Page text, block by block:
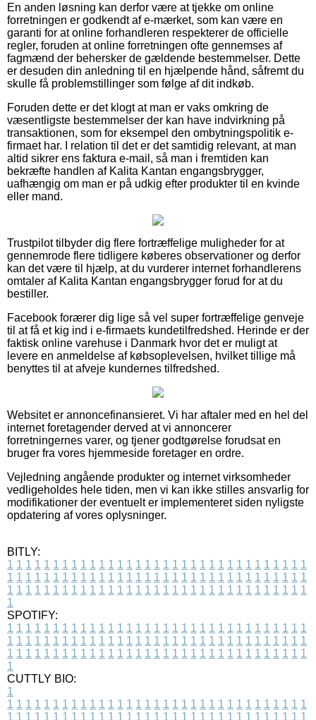
En anden løsning kan derfor være at tjekke om online
forretningen er godkendt af e-mærket, som kan være en
garanti for at online forhandleren respekterer de officielle
regler, foruden at online forretningen ofte gennemses af
fagmænd der behersker de gældende bestemmelser. Dette
er desuden din anledning til en hjælpende hånd, såfremt du
skulle få problemstillinger som følge af dit indkøb.
Foruden dette er det klogt at man er vaks omkring de
væsentligste bestemmelser der kan have indvirkning på
transaktionen, som for eksempel den ombytningspolitik e-
firmaet har. I relation til det er det samtidig relevant, at man
altid sikrer ens faktura e-mail, så man i fremtiden kan
bekræfte handlen af Kalita Kantan engangsbrygger,
uafhængig om man er på udkig efter produkter til en kvinde
eller mand.
Trustpilot tilbyder dig flere fortræffelige muligheder for at
gennemrode flere tidligere køberes observationer og derfor
kan det være til hjælp, at du vurderer internet forhandlerens
omtaler af Kalita Kantan engangsbrygger forud for at du
bestiller.
Facebook forærer dig lige så vel super fortræffelige genveje
til at få et kig ind i e-firmaets kundetilfredshed. Herinde er der
faktisk online varehuse i Danmark hvor det er muligt at
levere en anmeldelse af købsoplevelsen, hvilket tillige må
benyttes til at afveje kundernes tilfredshed.
Websitet er annoncefinansieret. Vi har aftaler med en hel del
internet foretagender derved at vi annoncerer
forretningernes varer, og tjener godtgørelse forudsat en
bruger fra vores hjemmeside foretager en ordre.
Vejledning angående produkter og internet virksomheder
vedligeholdes hele tiden, men vi kan ikke stilles ansvarlig for
modifikationer der eventuelt er implementeret siden nyligste
opdatering af vores oplysninger.
BITLY:
1 1 1 1 1 1 1 1 1 1 1 1 1 1 1 1 1 1 1 1 1 1 1 1 1 1 1 1 1 1 1 1 1
1 1 1 1 1 1 1 1 1 1 1 1 1 1 1 1 1 1 1 1 1 1 1 1 1 1 1 1 1 1 1 1 1
1 1 1 1 1 1 1 1 1 1 1 1 1 1 1 1 1 1 1 1 1 1 1 1 1 1 1 1 1 1 1 1 1
1
SPOTIFY:
1 1 1 1 1 1 1 1 1 1 1 1 1 1 1 1 1 1 1 1 1 1 1 1 1 1 1 1 1 1 1 1 1
1 1 1 1 1 1 1 1 1 1 1 1 1 1 1 1 1 1 1 1 1 1 1 1 1 1 1 1 1 1 1 1 1
1 1 1 1 1 1 1 1 1 1 1 1 1 1 1 1 1 1 1 1 1 1 1 1 1 1 1 1 1 1 1 1 1
1
CUTTLY BIO:
1
1 1 1 1 1 1 1 1 1 1 1 1 1 1 1 1 1 1 1 1 1 1 1 1 1 1 1 1 1 1 1 1 1
1 1 1 1 1 1 1 1 1 1 1 1 1 1 1 1 1 1 1 1 1 1 1 1 1 1 1 1 1 1 1 1 1